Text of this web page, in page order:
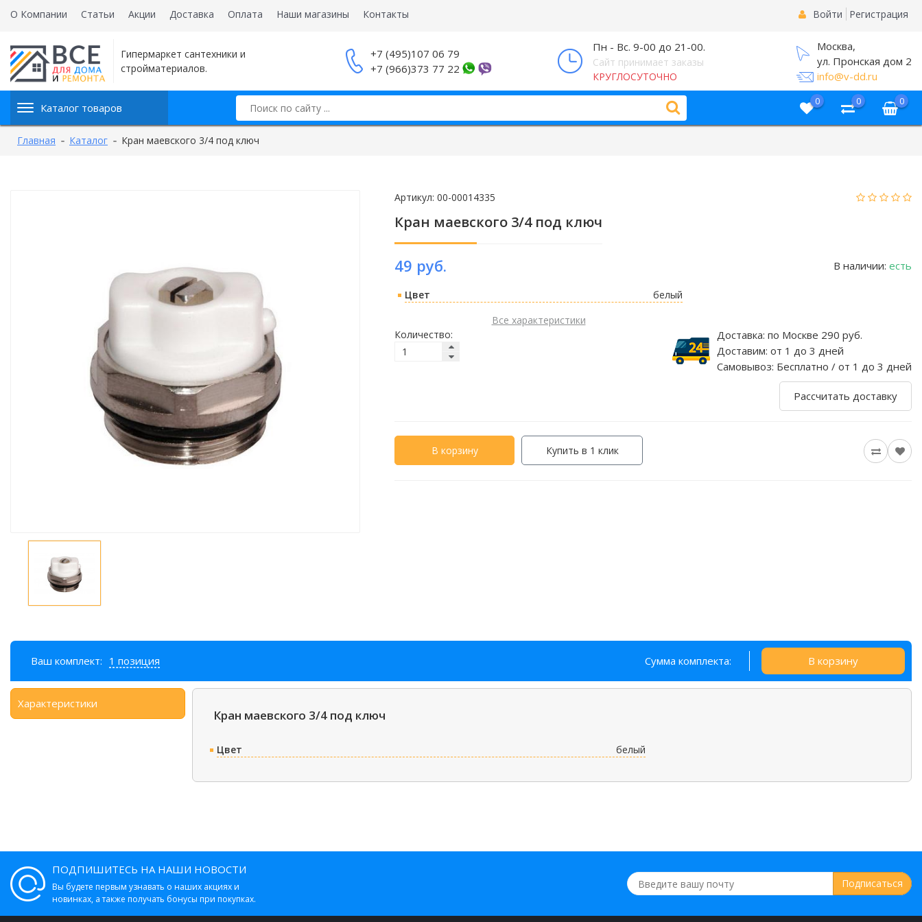
О Компании Статьи Акции Доставка Оплата Наши магазины Контакты Войти Регистрация
Гипермаркет сантехники и
стройматериалов.
+7 (495)107 06 79
+7 (966)373 77 22
Пн - Вс. 9-00 до 21-00.
Сайт принимает заказы
КРУГЛОСУТОЧНО
Москва,
ул. Пронская дом 2
info@v-dd.ru
Каталог товаров 0 0 0
Главная Каталог Кран маевского 3/4 под ключ
Артикул: 00-00014335
Кран маевского 3/4 под ключ
49 руб. В наличии: есть
Цвет
белый
Все характеристики
Количество:
Доставка: по Москве 290 руб.
Доставим: от 1 до 3 дней
Самовывоз: Бесплатно / от 1 до 3 дней
Рассчитать доставку
В корзину Купить в 1 клик
Ваш комплект: 1 позиция Сумма комплекта: В корзину
Характеристики
Кран маевского 3/4 под ключ
Цвет белый
ПОДПИШИТЕСЬ НА НАШИ НОВОСТИ
Вы будете первым узнавать о наших акциях и
новинках, а также получать бонусы при покупках.